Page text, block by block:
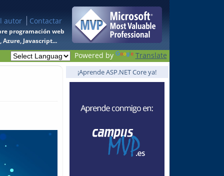
autor Contactar
programación web
Azure, Javascript...
Powered by Translate
¡Aprende ASP.NET Core ya!